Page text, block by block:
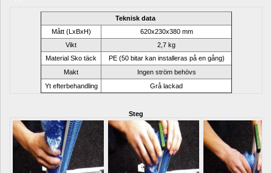
Teknisk data
Mått (LxBxH)
620x230x380 mm
Vikt
2,7 kg
Material Sko täck
PE (50 bitar kan installeras på en gång)
Makt
Ingen ström behövs
Yt efterbehandling
Grå lackad
Steg